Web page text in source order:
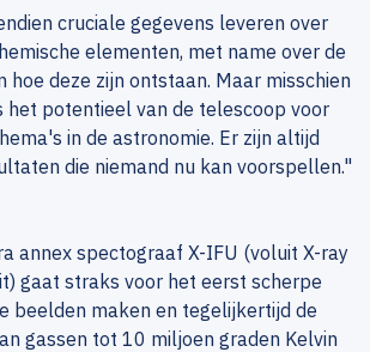
cruciale gegevens leveren over
elementen, met name over de
hoe deze zijn ontstaan. Maar misschien
het potentieel van de telescoop voor
in de astronomie. Er zijn altijd
die niemand nu kan voorspellen."
annex spectograaf X-IFU (voluit X-ray
gaat straks voor het eerst scherpe
beelden maken en tegelijkertijd de
gassen tot 10 miljoen graden Kelvin